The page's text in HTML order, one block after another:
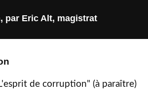
par Eric Alt, magistrat
de corruption" (à paraître)